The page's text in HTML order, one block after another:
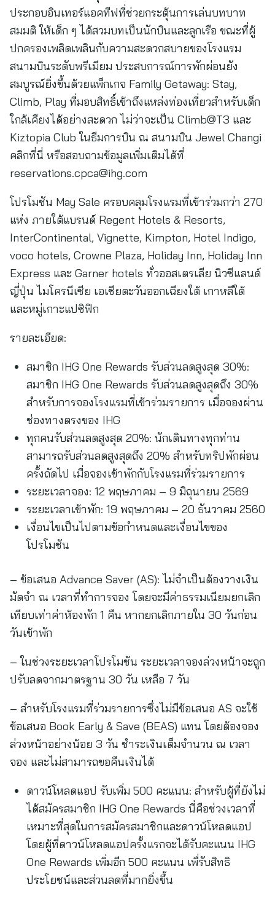
ประกอบอินเทอร์แอคทีฟที่ช่วยกระตุ้นการเล่นบทบาท
สมมติ ให้เด็ก ๆ ได้สวมบทเป็นนักบินและลูกเรือ ขณะที่ผู้
ปกครองเพลิดเพลินกับความสะดวกสบายของโรงแรม
สนามบินระดับพรีเมียม ประสบการณ์การพักผ่อนยัง
สมบูรณ์ยิ่งขึ้นด้วยแพ็กเกจ Family Getaway: Stay,
Climb, Play ที่มอบสิทธิ์เข้าถึงแหล่งท่องเที่ยวสำหรับเด็ก
ใกล้เคียงได้อย่างสะดวก ไม่ว่าจะเป็น Climb@T3 และ
Kiztopia Club ในธีมการบิน ณ สนามบิน Jewel Changi
คลิกที่นี่ หรือสอบถามข้อมูลเพิ่มเติมได้ที่
reservations.cpca@ihg.com
โปรโมชัน May Sale ครอบคลุมโรงแรมที่เข้าร่วมกว่า 270
แห่ง ภายใต้แบรนด์ Regent Hotels & Resorts,
InterContinental, Vignette, Kimpton, Hotel Indigo,
voco hotels, Crowne Plaza, Holiday Inn, Holiday Inn
Express และ Garner hotels ทั่วออสเตรเลีย นิวซีแลนด์
ญี่ปุ่น ไมโครนีเซีย เอเชียตะวันออกเฉียงใต้ เกาหลีใต้
และหมู่เกาะแปซิฟิก
รายละเอียด:
สมาชิก IHG One Rewards รับส่วนลดสูงสุด 30%:
สมาชิก IHG One Rewards รับส่วนลดสูงสุดถึง 30%
สำหรับการจองโรงแรมที่เข้าร่วมรายการ เมื่อจองผ่าน
ช่องทางตรงของ IHG
ทุกคนรับส่วนลดสูงสุด 20%: นักเดินทางทุกท่าน
สามารถรับส่วนลดสูงสุดถึง 20% สำหรับทริปพักผ่อน
ครั้งถัดไป เมื่อจองเข้าพักกับโรงแรมที่ร่วมรายการ
ระยะเวลาจอง: 12 พฤษภาคม – 9 มิถุนายน 2569
ระยะเวลาเข้าพัก: 19 พฤษภาคม – 20 ธันวาคม 2560
เงื่อนไขเป็นไปตามข้อกำหนดและเงื่อนไขของ
โปรโมชัน
– ข้อเสนอ Advance Saver (AS): ไม่จำเป็นต้องวางเงิน
มัดจำ ณ เวลาที่ทำการจอง โดยจะมีค่าธรรมเนียมยกเลิก
เทียบเท่าค่าห้องพัก 1 คืน หากยกเลิกภายใน 30 วันก่อน
วันเข้าพัก
– ในช่วงระยะเวลาโปรโมชัน ระยะเวลาจองล่วงหน้าจะถูก
ปรับลดจากมาตรฐาน 30 วัน เหลือ 7 วัน
– สำหรับโรงแรมที่ร่วมรายการซึ่งไม่มีข้อเสนอ AS จะใช้
ข้อเสนอ Book Early & Save (BEAS) แทน โดยต้องจอง
ล่วงหน้าอย่างน้อย 3 วัน ชำระเงินเต็มจำนวน ณ เวลา
จอง และไม่สามารถขอคืนเงินได้
ดาวน์โหลดแอป รับเพิ่ม 500 คะแนน: สำหรับผู้ที่ยังไม่
ได้สมัครสมาชิก IHG One Rewards นี่คือช่วงเวลาที่
เหมาะที่สุดในการสมัครสมาชิกและดาวน์โหลดแอป
โดยผู้ที่ดาวน์โหลดแอปครั้งแรกจะได้รับคะแนน IHG
One Rewards เพิ่มอีก 500 คะแนน เพื่รับสิทธิ
ประโยชน์และส่วนลดที่มากยิ่งขึ้น